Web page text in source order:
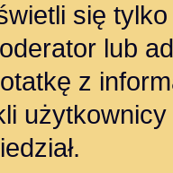
się
lub
z